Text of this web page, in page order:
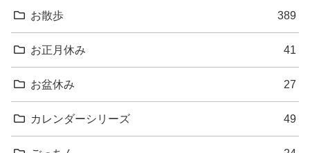
お散歩 389
お正月休み 41
お盆休み 27
カレンダーシリーズ 49